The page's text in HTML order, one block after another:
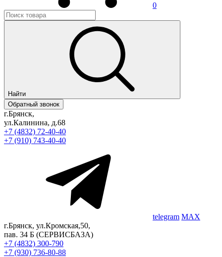
0
Найти
Обратный звонок
г.Брянск,
ул.Калинина, д.68
+7 (4832) 72-40-40
+7 (910) 743-40-40
telegram MAX
г.Брянск, ул.Кромская,50,
пав. 34 Б (СЕРВИСБАЗА)
+7 (4832) 300-790
+7 (930) 736-80-88